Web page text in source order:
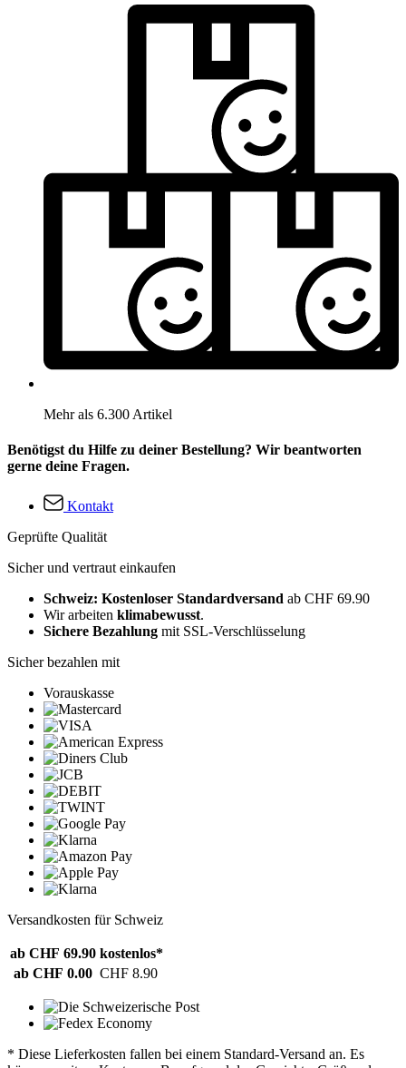
Mehr als 6.300 Artikel
Benötigst du Hilfe zu deiner Bestellung? Wir beantworten
gerne deine Fragen.
Kontakt
Geprüfte Qualität
Sicher und vertraut einkaufen
Schweiz: Kostenloser Standardversand ab CHF 69.90
Wir arbeiten klimabewusst.
Sichere Bezahlung mit SSL-Verschlüsselung
Sicher bezahlen mit
Vorauskasse
Versandkosten für Schweiz
ab CHF 69.90 kostenlos*
ab CHF 0.00 CHF 8.90
* Diese Lieferkosten fallen bei einem Standard-Versand an. Es